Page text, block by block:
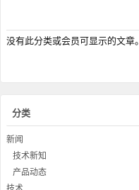
没有此分类或会员可显示的文章。
分类
新闻
技术新知
产品动态